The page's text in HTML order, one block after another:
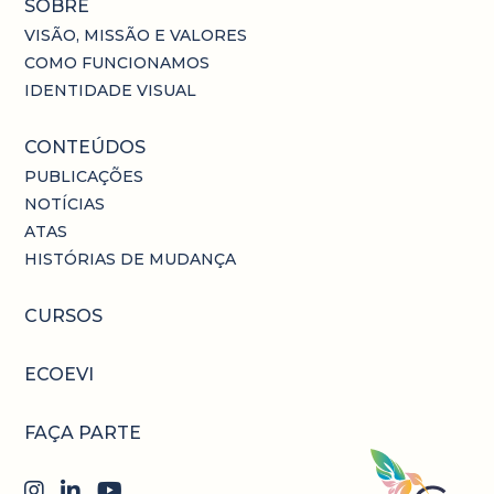
SOBRE
VISÃO, MISSÃO E VALORES
COMO FUNCIONAMOS
IDENTIDADE VISUAL
CONTEÚDOS
PUBLICAÇÕES
NOTÍCIAS
ATAS
HISTÓRIAS DE MUDANÇA
CURSOS
ECOEVI
FAÇA PARTE